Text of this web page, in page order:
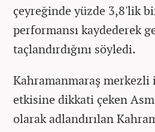
çeyreğinde yüzde 3,8'lik
performansı kaydederek
taçlandırdığını söyledi.
Kahramanmaraş
etkisine dikkati çeken
olarak adlandırılan